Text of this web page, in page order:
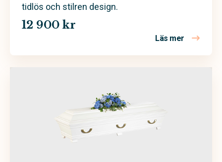
tidlös och stilren design.
12 900 kr
Läs mer om Öland